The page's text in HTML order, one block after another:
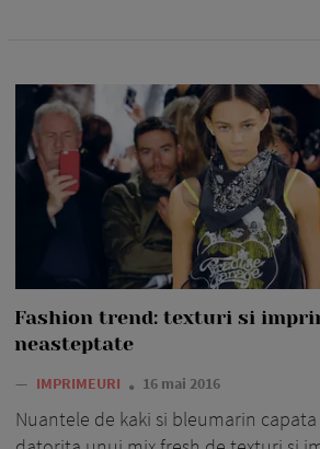
Fashion trend: texturi si
neasteptate
— IMPRIMEURI 16 mai 2016
Nuantele de kaki si bleumarin